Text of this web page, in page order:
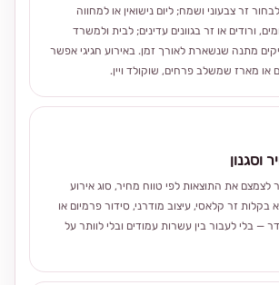
זר צבעוני ושמח; ליום נישואין או למחווה
ורודים או זר בגוונים עדינים; לבית ולמשרד
מתנה שנשארת לאורך זמן. באירוע חגיגי אפשר
או מארז שמשלב פרחים, שוקולד ויין.
וסגנון
לצמצם את התוצאות לפי טווח מחיר, סוג אירוע
בקלות זר קלאסי, עיצוב מודרני, סידור פרמיום או
— בלי לעבור בין עשרות עמודים ובלי לוותר על